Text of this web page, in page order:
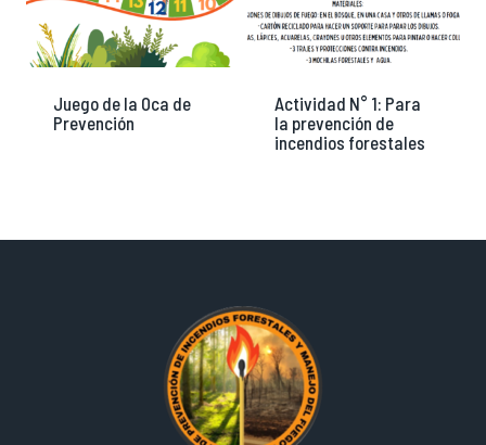
Juego de la Oca de
Prevención
Actividad N° 1: Para
la prevención de
incendios forestales